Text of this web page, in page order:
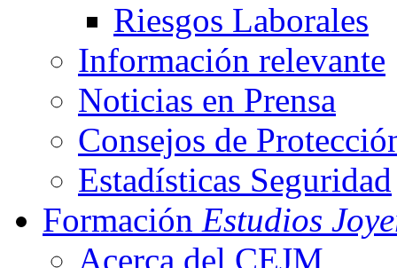
Riesgos Laborales
Información relevante
Noticias en Prensa
Consejos de
Estadísticas Seguridad
Formación Estudios
Acerca del CEJM